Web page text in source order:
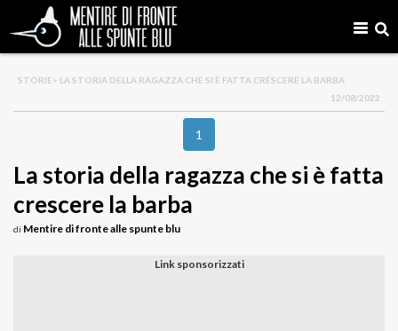
STORIE> LA STORIA DELLA RAGAZZA CHE SI È FATTA CRESCERE LA BARBA
12/08/2022
1
La storia della ragazza che si è fatta
crescere la barba
di Mentire di fronte alle spunte blu